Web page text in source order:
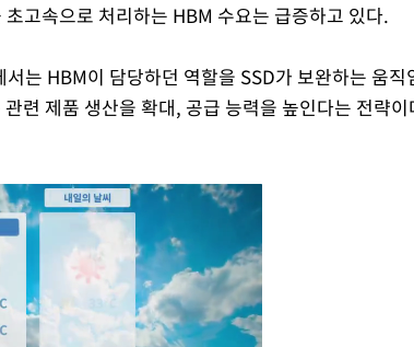
고속으로 처리하는 HBM 수요는 급증하고 있다.
는 HBM이 담당하던 역할을 SSD가 보완하는 움직
련 제품 생산을 확대, 공급 능력을 높인다는 전략이